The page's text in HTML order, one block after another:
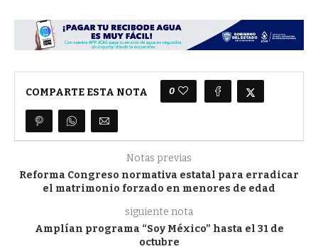
COMPARTE ESTA NOTA 0
Notas previas
Reforma Congreso normativa estatal para erradicar
el matrimonio forzado en menores de edad
siguiente nota
Amplían programa “Soy México” hasta el 31 de
octubre